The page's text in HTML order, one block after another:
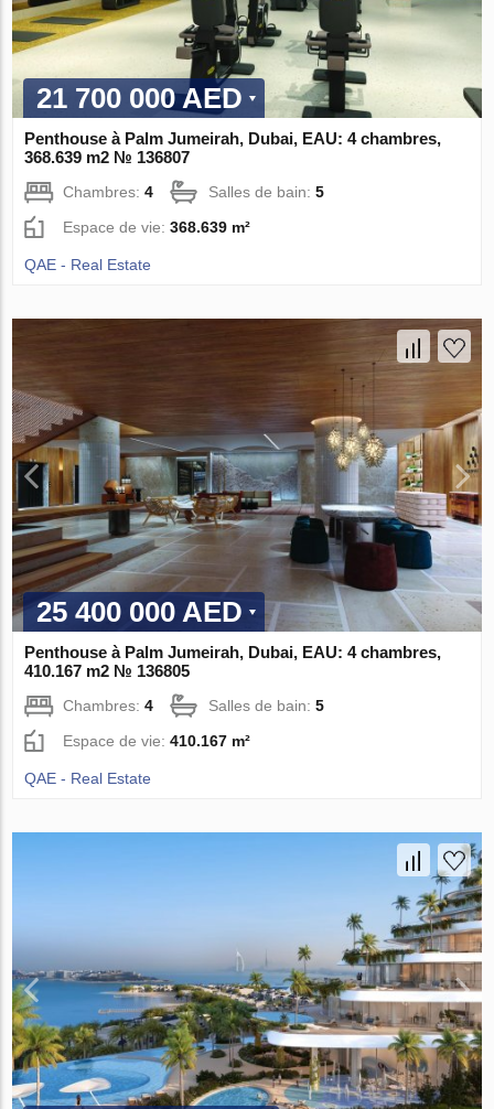
21 700 000 AED
Penthouse à Palm Jumeirah, Dubai, EAU: 4 chambres,
368.639 m2 № 136807
Chambres:4 Salles de bain:5
Espace de vie:368.639 m²
QAE - Real Estate
25 400 000 AED
Penthouse à Palm Jumeirah, Dubai, EAU: 4 chambres,
410.167 m2 № 136805
Chambres:4 Salles de bain:5
Espace de vie:410.167 m²
QAE - Real Estate